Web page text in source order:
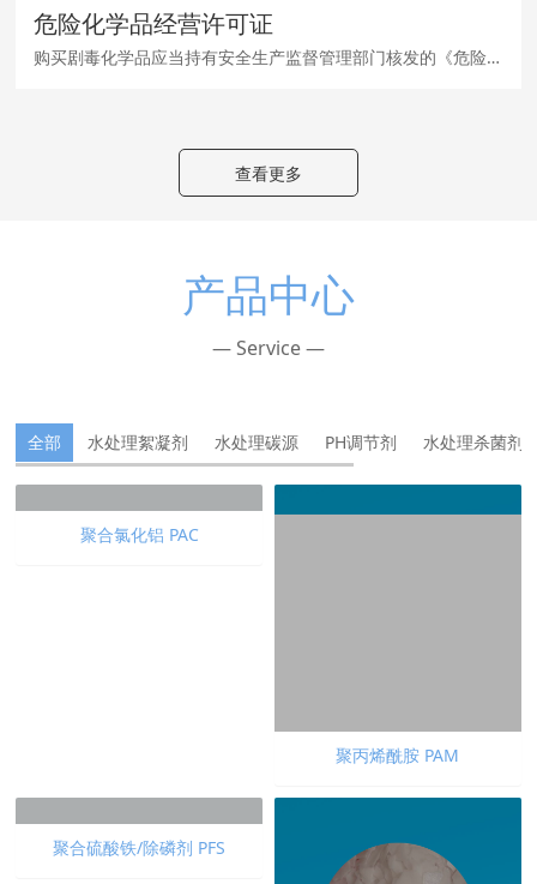
危险化学品经营许可证
购买剧毒化学品应当持有安全生产监督管理部门核发的《危险化学品安全生产许可证》，或者设区的市级人民政府安全生产监督管理部门核发的《危险化学品经营许可证》或者《危险化学品安全使用许可证》，或者县级人民政府公安机关核发的《剧毒化学品购买许可证》。购买易制爆危险化学品应当持有安全生产监督管理部门核发的《危险化学品安全生产许可证》，或者工业和信息化部核发的《民用爆炸物品生产许可证》，或者设区的市级人民政府安
查看更多
产品中心
— Service —
全部 水处理絮凝剂 水处理碳源 PH调节剂 水处理杀菌剂
聚丙烯酰胺 PAM